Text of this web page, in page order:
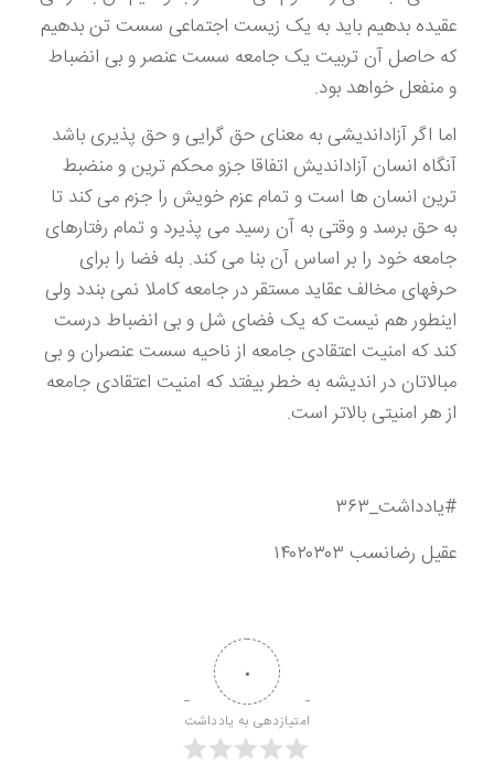
عقیده بدهیم باید به یک زیست اجتماعی سست تن بدهیم
که حاصل آن تربیت یک جامعه سست عنصر و بی انضباط
و منفعل خواهد بود.
اما اگر آزاداندیشی به معنای حق گرایی و حق پذیری باشد
آنگاه انسان آزاداندیش اتفاقا جزو محکم ترین و منضبط
ترین انسان ها است و تمام عزم خویش را جزم می کند تا
به حق برسد و وقتی به آن رسید می پذیرد و تمام رفتارهای
جامعه خود را بر اساس آن بنا می کند. بله فضا را برای
حرفهای مخالف عقاید مستقر در جامعه کاملا نمی بندد ولی
اینطور هم نیست که یک فضای شل و بی انضباط درست
کند که امنیت اعتقادی جامعه از ناحیه سست عنصران و بی
مبالاتان در اندیشه به خطر بیفتد که امنیت اعتقادی جامعه
از هر امنیتی بالاتر است.
#یادداشت_۳۶۳
عقیل رضانسب ۱۴۰۲۰۳۰۳
۰
امتیازدهی به یادداشت